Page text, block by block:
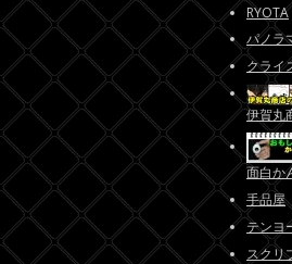
RYOTA
パノラ
クライ
伊賀丸
面白か
手品屋
テンヨ
スクリ